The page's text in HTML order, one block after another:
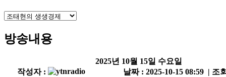
방송내용
2025년 10월 15일 수요일
작성자 :
날짜 : 2025-10-15 08:59 | 조